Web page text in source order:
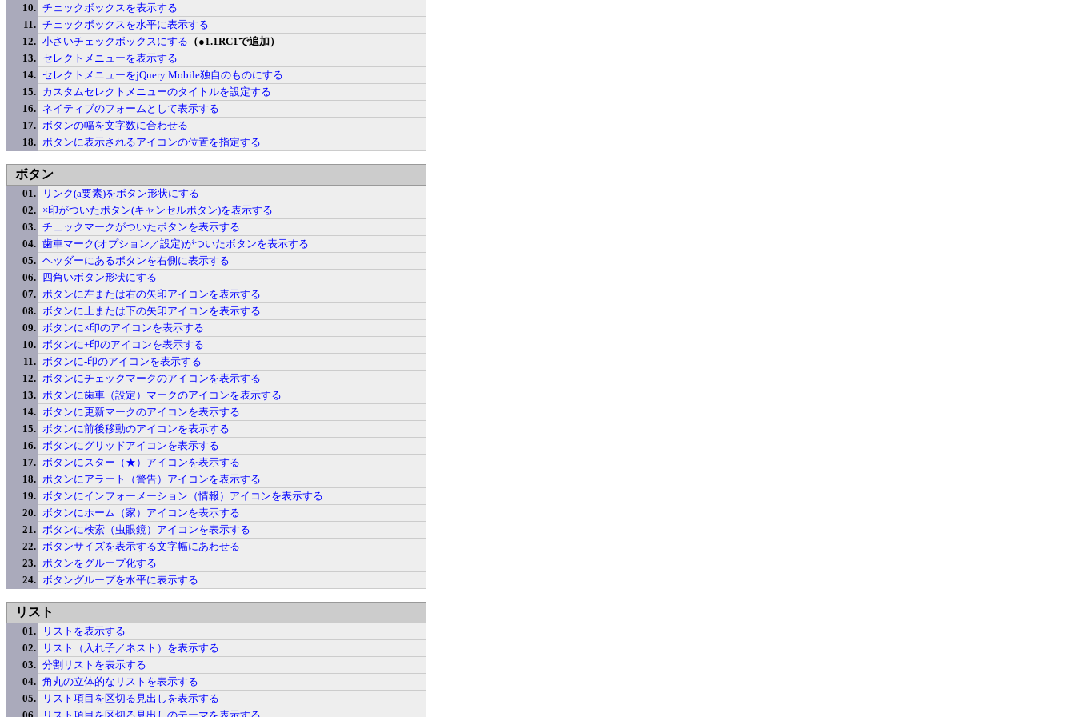
チェックボックスを表示する
チェックボックスを水平に表示する
小さいチェックボックスにする （●1.1RC1で追加）
セレクトメニューを表示する
セレクトメニューをjQuery Mobile独自のものにする
カスタムセレクトメニューのタイトルを設定する
ネイティブのフォームとして表示する
ボタンの幅を文字数に合わせる
ボタンに表示されるアイコンの位置を指定する
ボタン
リンク(a要素)をボタン形状にする
×印がついたボタン(キャンセルボタン)を表示する
チェックマークがついたボタンを表示する
歯車マーク(オプション／設定)がついたボタンを表示する
ヘッダーにあるボタンを右側に表示する
四角いボタン形状にする
ボタンに左または右の矢印アイコンを表示する
ボタンに上または下の矢印アイコンを表示する
ボタンに×印のアイコンを表示する
ボタンに+印のアイコンを表示する
ボタンに-印のアイコンを表示する
ボタンにチェックマークのアイコンを表示する
ボタンに歯車（設定）マークのアイコンを表示する
ボタンに更新マークのアイコンを表示する
ボタンに前後移動のアイコンを表示する
ボタンにグリッドアイコンを表示する
ボタンにスター（★）アイコンを表示する
ボタンにアラート（警告）アイコンを表示する
ボタンにインフォーメーション（情報）アイコンを表示する
ボタンにホーム（家）アイコンを表示する
ボタンに検索（虫眼鏡）アイコンを表示する
ボタンサイズを表示する文字幅にあわせる
ボタンをグループ化する
ボタングループを水平に表示する
リスト
リストを表示する
リスト（入れ子／ネスト）を表示する
分割リストを表示する
角丸の立体的なリストを表示する
リスト項目を区切る見出しを表示する